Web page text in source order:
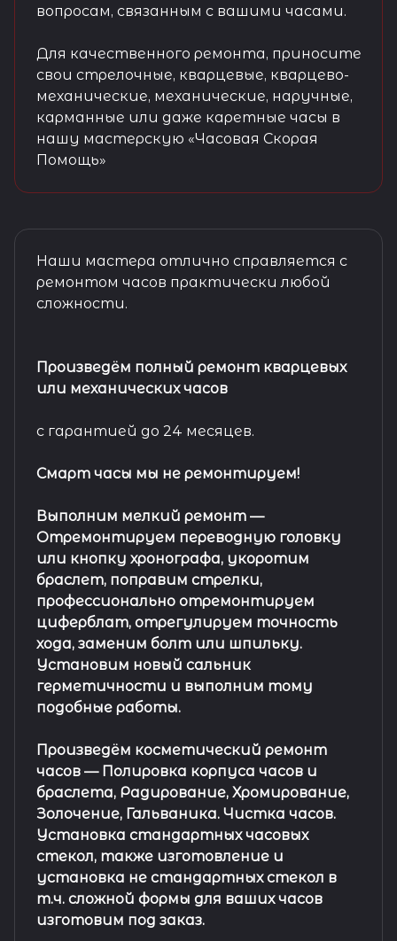
вопросам, связанным с вашими часами.
Для качественного ремонта, приносите
свои стрелочные, кварцевые, кварцево-
механические, механические, наручные,
карманные или даже каретные часы в
нашу мастерскую «Часовая Скорая
Помощь»
Наши мастера отлично справляется с
ремонтом часов практически любой
сложности.
Произведём полный ремонт кварцевых
или механических часов
с гарантией до 24 месяцев.
Смарт часы мы не ремонтируем!
Выполним мелкий ремонт —
Отремонтируем переводную головку
или кнопку хронографа, укоротим
браслет, поправим стрелки,
профессионально отремонтируем
циферблат, отрегулируем точность
хода, заменим болт или шпильку.
Установим новый сальник
герметичности и выполним тому
подобные работы.
Произведём косметический ремонт
часов — Полировка корпуса часов и
браслета, Радирование, Хромирование,
Золочение, Гальваника. Чистка часов.
Установка стандартных часовых
стекол, также изготовление и
установка не стандартных стекол в
т.ч. сложной формы для ваших часов
изготовим под заказ.